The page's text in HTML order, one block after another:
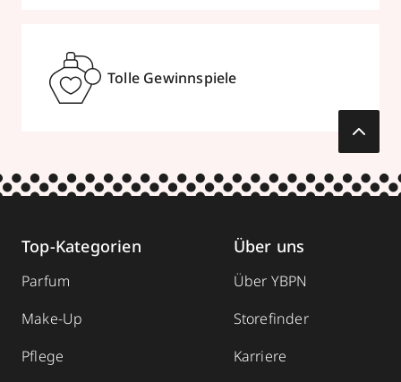
Tolle Gewinnspiele
Top-Kategorien
Parfum
Make-Up
Pflege
Über uns
Über YBPN
Storefinder
Karriere